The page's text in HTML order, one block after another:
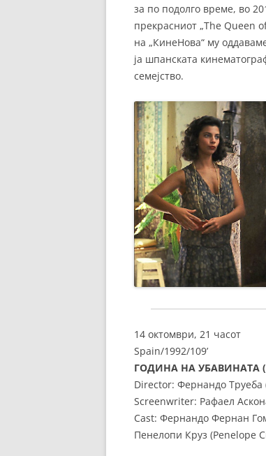
за по подолго време, во
прекрасниот „The Queen
на „КинеНова“ му
ја шпанската
семејство.
14 октомври, 21 часот
Spain/1992/109’
ГОДИНА НА УБАВИНАТА
Director: Фернандо Труеба
Screenwriter: Рафаел
Cast: Фернандо Фернан
Пенелопи Круз (Penelope